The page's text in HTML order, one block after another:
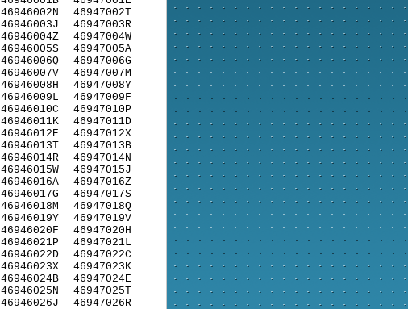
46946002N
46946003J
46946004Z
46946005S
46946006Q
46946007V
46946008H
46946009L
46946010C
46946011K
46946012E
46946013T
46946014R
46946015W
46946016A
46946017G
46946018M
46946019Y
46946020F
46946021P
46946022D
46946023X
46946024B
46946025N
46946026J
46947002T
46947003R
46947004W
46947005A
46947006G
46947007M
46947008Y
46947009F
46947010P
46947011D
46947012X
46947013B
46947014N
46947015J
46947016Z
46947017S
46947018Q
46947019V
46947020H
46947021L
46947022C
46947023K
46947024E
46947025T
46947026R